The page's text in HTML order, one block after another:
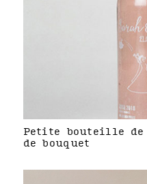
Petite bouteille de
de bouquet